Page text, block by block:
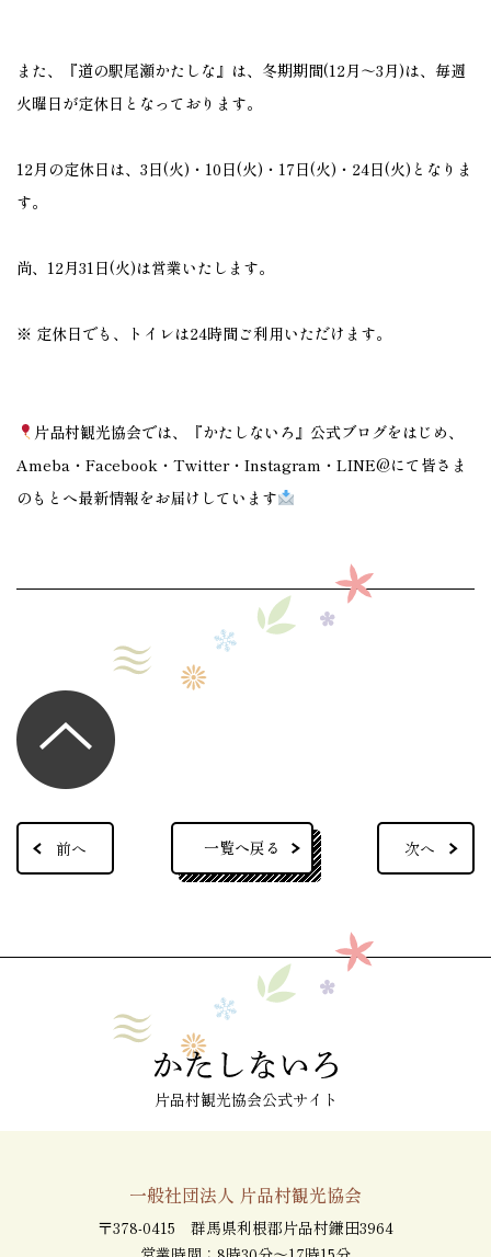
また、『道の駅尾瀬かたしな』は、冬期期間(12月～3月)は、毎週
火曜日が定休日となっております。
12月の定休日は、3日(火)・10日(火)・17日(火)・24日(火)となりま
す。
尚、12月31日(火)は営業いたします。
※ 定休日でも、トイレは24時間ご利用いただけます。
片品村観光協会では、『かたしないろ』公式ブログをはじめ、
Ameba・Facebook・Twitter・Instagram・LINE@にて皆さま
のもとへ最新情報をお届けしています
前へ 次へ
一覧へ戻る
片品村観光協会公式サイト
一般社団法人 片品村観光協会
〒378-0415 群馬県利根郡片品村鎌田3964